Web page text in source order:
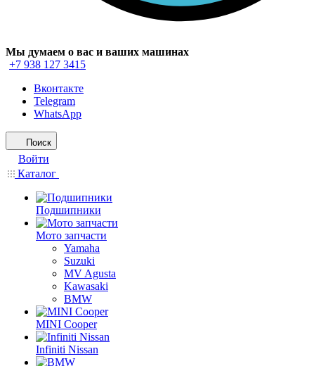
Мы думаем о вас и ваших машинах
+7 938 127 3415
Вконтакте
Telegram
WhatsApp
Поиск
Войти
Каталог
Подшипники
Мото запчасти
Yamaha
Suzuki
MV Agusta
Kawasaki
BMW
MINI Cooper
Infiniti Nissan